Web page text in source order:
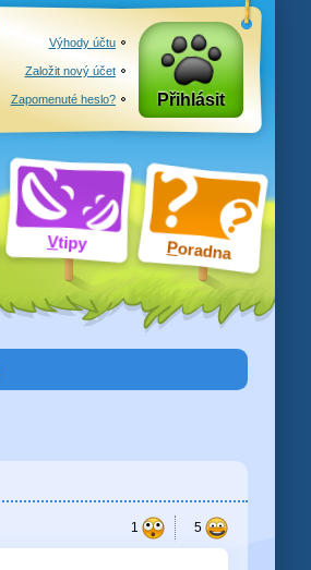
Vtipy Poradna
Výhody účtu
Založit nový účet
Zapomenuté heslo? Přihlásit